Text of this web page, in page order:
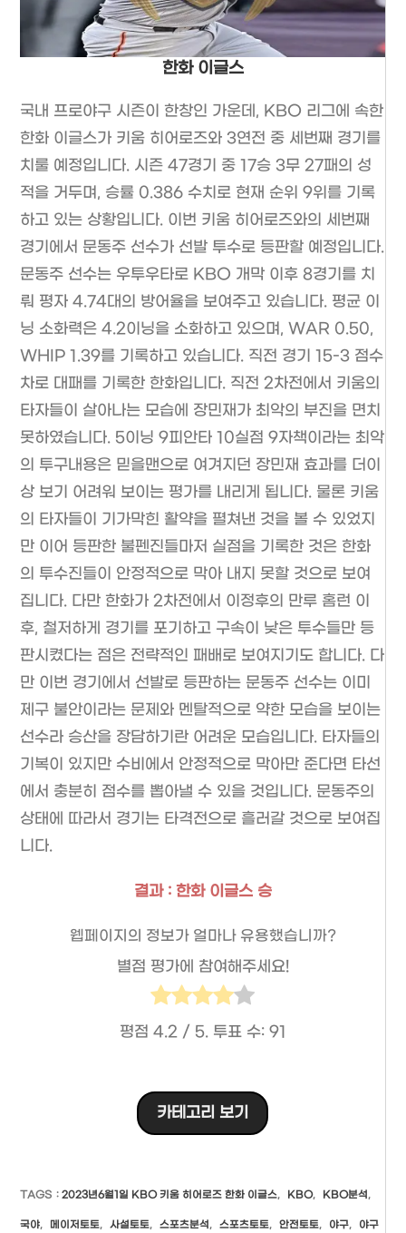
한화 이글스
국내 프로야구 시즌이 한창인 가운데, KBO 리그에 속한
한화 이글스가 키움 히어로즈와 3연전 중 세번째 경기를
치룰 예정입니다. 시즌 47경기 중 17승 3무 27패의 성
적을 거두며, 승률 0.386 수치로 현재 순위 9위를 기록
하고 있는 상황입니다. 이번 키움 히어로즈와의 세번째
경기에서 문동주 선수가 선발 투수로 등판할 예정입니다.
문동주 선수는 우투우타로 KBO 개막 이후 8경기를 치
뤄 평자 4.74대의 방어율을 보여주고 있습니다. 평균 이
닝 소화력은 4.2이닝을 소화하고 있으며, WAR 0.50,
WHIP 1.39를 기록하고 있습니다. 직전 경기 15-3 점수
차로 대패를 기록한 한화입니다. 직전 2차전에서 키움의
타자들이 살아나는 모습에 장민재가 최악의 부진을 면치
못하였습니다. 5이닝 9피안타 10실점 9자책이라는 최악
의 투구내용은 믿을맨으로 여겨지던 장민재 효과를 더이
상 보기 어려워 보이는 평가를 내리게 됩니다. 물론 키움
의 타자들이 기가막힌 활약을 펼쳐낸 것을 볼 수 있었지
만 이어 등판한 불펜진들마저 실점을 기록한 것은 한화
의 투수진들이 안정적으로 막아 내지 못할 것으로 보여
집니다. 다만 한화가 2차전에서 이정후의 만루 홈런 이
후, 철저하게 경기를 포기하고 구속이 낮은 투수들만 등
판시켰다는 점은 전략적인 패배로 보여지기도 합니다. 다
만 이번 경기에서 선발로 등판하는 문동주 선수는 이미
제구 불안이라는 문제와 멘탈적으로 약한 모습을 보이는
선수라 승산을 장담하기란 어려운 모습입니다. 타자들의
기복이 있지만 수비에서 안정적으로 막아만 준다면 타선
에서 충분히 점수를 뽑아낼 수 있을 것입니다. 문동주의
상태에 따라서 경기는 타격전으로 흘러갈 것으로 보여집
니다.
결과 : 한화 이글스 승
웹페이지의 정보가 얼마나 유용했습니까?
별점 평가에 참여해주세요!
평점 4.2/ 5. 투표 수: 91
카테고리 보기
TAGS :2023년6월1일 KBO 키움 히어로즈 한화 이글스, KBO, KBO분석,
국야, 메이저토토, 사설토토, 스포츠분석, 스포츠토토, 안전토토, 야구, 야구